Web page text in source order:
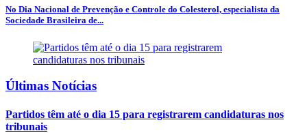
No Dia Nacional de Prevenção e Controle do Colesterol, especialista da
Sociedade Brasileira de...
Últimas Notícias
Partidos têm até o dia 15 para registrarem candidaturas nos
tribunais